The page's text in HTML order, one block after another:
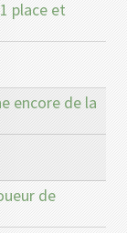
place et
encore de la
de